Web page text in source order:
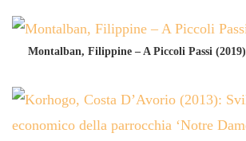
Montalban, Filippine – A Piccoli Passi (2019)